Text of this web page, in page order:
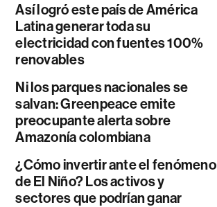
Así logró este país de América
Latina generar toda su
electricidad con fuentes 100%
renovables
Ni los parques nacionales se
salvan: Greenpeace emite
preocupante alerta sobre
Amazonía colombiana
¿Cómo invertir ante el fenómeno
de El Niño? Los activos y
sectores que podrían ganar